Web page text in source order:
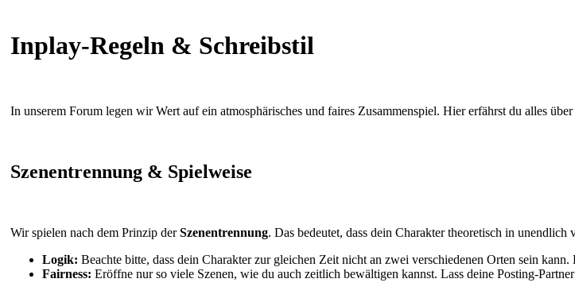
Inplay-Regeln & Schreibstil
In unserem Forum legen wir Wert auf ein atmosphärisches und faires Zusammenspiel. Hier erfährst du alles
Szenentrennung & Spielweise
Wir spielen nach dem Prinzip derSzenentrennung. Das bedeutet, dass dein Charakter theoretisch in
Logik: Beachte bitte, dass dein Charakter zur gleichen Zeit nicht an zwei verschiedenen Orten sein
Fairness: Eröffne nur so viele Szenen, wie du auch zeitlich bewältigen kannst. Lass deine Posting-